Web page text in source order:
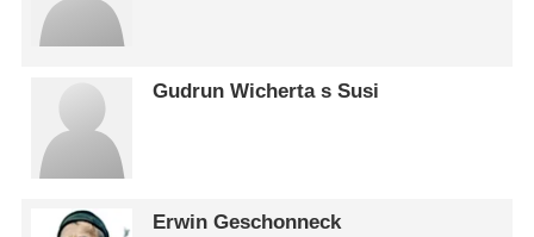
Gudrun Wicherta s Susi
Erwin Geschonneck